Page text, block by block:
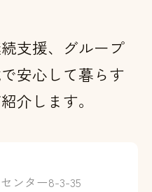
支援、グループ
安心して暮らす
介します。
ンター8-3-35